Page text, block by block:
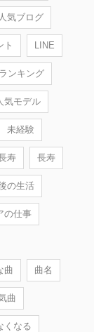
人気ブログ
ト LINE
ンキング
気モデル
未経験
寿 長寿
の生活
の仕事
曲 曲名
曲
くなる